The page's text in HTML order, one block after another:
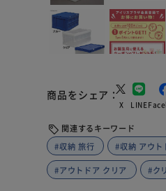
商品をシェア
X LINE
関連するキーワード
#収納 旅行
#収納 アウト
#アウトドア クリア #ク